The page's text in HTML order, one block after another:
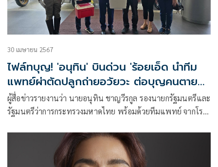
30 เมษายน 2567
ไฟล์ทบุญ! 'อนุทิน' บินด่วน 'ร้อยเอ็ด นำทีม
แพทย์ผ่าตัดปลูกถ่ายอวัยวะ ต่อบุญคนตาย
รักษาชีวิตคนเป็น พร้อมขอบคุณ และให้กำลัง
ใจ ผู้เสียชีวิต และญาติ ที่บริจาคอวัยวะ
ผู้สื่อข่าวรายงานว่า นายอนุทิน ชาญวีรกูล รองนายกรัฐมนตรีและ
รัฐมนตรีว่าการกระทรวงมหาดไทย พร้อมด้วยทีมแพทย์ จากโรง
ได้เดินทางด้วยเครื่องบิน มายังสนามบินร้อยเอ็ด เพื่อผ่าตัดรับ
อวัยวะจากผู้เสียชีวิตจากภาวะสมองตาย ที่โรงพยาบาลร้อยเอ็ด